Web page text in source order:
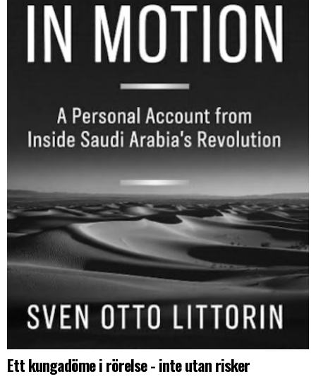
Ett kungadöme i rörelse - inte utan risker